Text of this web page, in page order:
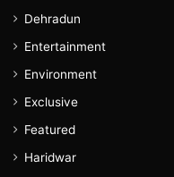
Dehradun
Entertainment
Environment
Exclusive
Featured
Haridwar